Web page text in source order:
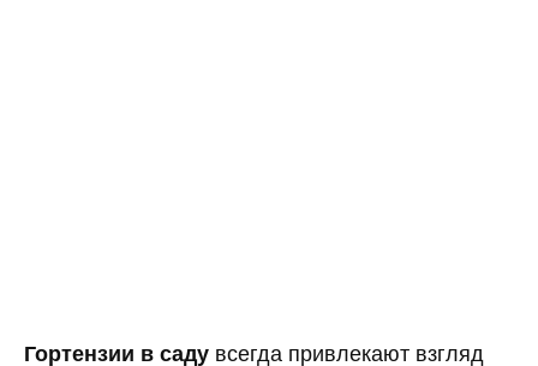
Гортензии в саду всегда привлекают взгляд